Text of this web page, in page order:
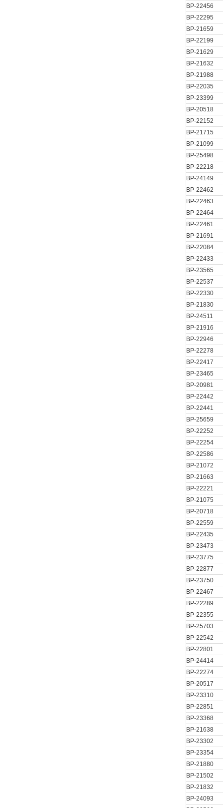
BP-22456
BP-22295
BP-21659
BP-22199
BP-21629
BP-21632
BP-21988
BP-22035
BP-23399
BP-20518
BP-22152
BP-21715
BP-21099
BP-25498
BP-22218
BP-24149
BP-22462
BP-22463
BP-22464
BP-22461
BP-21691
BP-22084
BP-22433
BP-23565
BP-22537
BP-22330
BP-21830
BP-24511
BP-21916
BP-22946
BP-22278
BP-22417
BP-23465
BP-20981
BP-22442
BP-22441
BP-25659
BP-22252
BP-22254
BP-22586
BP-21072
BP-21663
BP-22221
BP-21075
BP-20718
BP-22559
BP-22435
BP-23473
BP-23775
BP-22877
BP-23750
BP-22467
BP-22289
BP-22355
BP-25703
BP-22542
BP-22801
BP-24414
BP-22274
BP-20517
BP-23310
BP-22851
BP-23368
BP-21638
BP-23302
BP-23354
BP-21880
BP-21502
BP-21832
BP-24093